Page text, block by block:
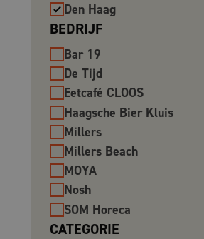
Den Haag
BEDRIJF
Bar 19
De Tijd
Eetcafé CLOOS
Haagsche Bier Kluis
Millers
Millers Beach
MOYA
Nosh
SOM Horeca
CATEGORIE